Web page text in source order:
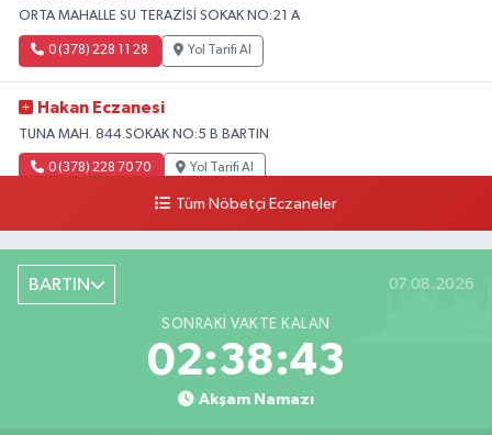
ORTA MAHALLE SU TERAZİSİ SOKAK NO:21 A
0 (378) 228 11 28 Yol Tarifi Al
Hakan Eczanesi
TUNA MAH. 844.SOKAK NO:5 B BARTIN
0 (378) 228 70 70 Yol Tarifi Al
Tüm Nöbetçi Eczaneler
BARTIN 07.08.2026
SONRAKI VAKTE KALAN
02:38:42
Akşam Namazı